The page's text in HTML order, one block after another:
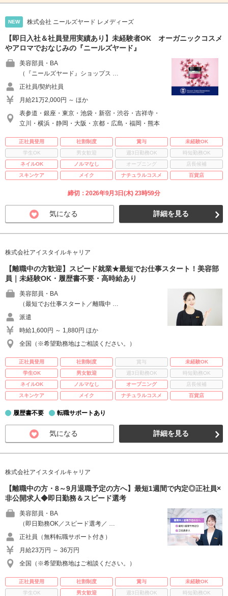
NEW 株式会社 ニールズヤード レメディーズ
【即日入社＆社員登用実績あり】未経験者OK オーガニックコスメ
やアロマでおなじみの『ニールズヤード』
美容部員・BA
（『ニールズヤード』ショップス …
正社員/契約社員
月給21万2,000円 ～ ほか
表参道・銀座・東京・池袋・新宿・渋谷・吉祥寺・
立川・横浜・静岡・大阪・京都・広島・福岡・熊本
正社員登用 社割制度 賞与
未経験OK
学生OK
男女歓迎 週3日勤務OK
時短勤務OK
ネイルOK
ノルマなし オープニング
店長候補
スキンケア
メイク ナチュラルコスメ 百貨店
締切：2026年9月3日(木) 23時59分
気になる 詳細を見る
株式会社アイスタイルキャリア
【離職中の方歓迎】スピード就業★最短でお仕事スタート！美容部
員｜未経験OK・履歴書不要・高時給あり
美容部員・BA
（最短でお仕事スタート／離職中 …
派遣
時給1,600円 ～ 1,880円 ほか
全国（※希望勤務地はご相談ください。）
正社員登用 社割制度 賞与
未経験OK
学生OK
男女歓迎 週3日勤務OK
時短勤務OK
ネイルOK
ノルマなし オープニング
店長候補
スキンケア
メイク ナチュラルコスメ 百貨店
履歴書不要 転職サポートあり
気になる 詳細を見る
株式会社アイスタイルキャリア
【離職中の方・8～9月退職予定の方へ】最短1週間で内定◎正社員×
非公開求人◆即日勤務＆スピード選考
美容部員・BA
（即日勤務OK／スピード選考／ …
正社員（無料転職サポート付き）
月給23万円 ～ 36万円
全国（※希望勤務地はご相談ください。）
正社員登用 社割制度 賞与
未経験OK
学生OK
男女歓迎 週3日勤務OK
時短勤務OK